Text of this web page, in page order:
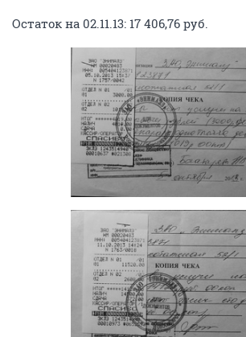
Остаток на 02.11.13: 17 406,76 руб.